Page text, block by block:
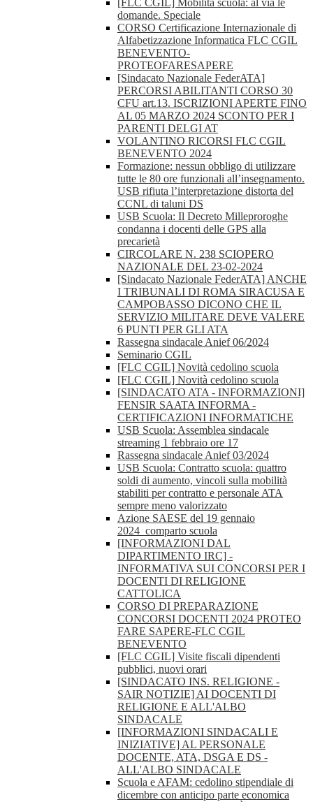
[FLC CGIL] Mobilità scuola: al via le
domande. Speciale
CORSO Certificazione Internazionale di
Alfabetizzazione Informatica FLC CGIL
BENEVENTO-
PROTEOFARESAPERE
[Sindacato Nazionale FederATA]
PERCORSI ABILITANTI CORSO 30
CFU art.13. ISCRIZIONI APERTE FINO
AL 05 MARZO 2024 SCONTO PER I
PARENTI DELGI AT
VOLANTINO RICORSI FLC CGIL
BENEVENTO 2024
Formazione: nessun obbligo di utilizzare
tutte le 80 ore funzionali all’insegnamento.
USB rifiuta l’interpretazione distorta del
CCNL di taluni DS
USB Scuola: Il Decreto Milleproroghe
condanna i docenti delle GPS alla
precarietà
CIRCOLARE N. 238 SCIOPERO
NAZIONALE DEL 23-02-2024
[Sindacato Nazionale FederATA] ANCHE
I TRIBUNALI DI ROMA SIRACUSA E
CAMPOBASSO DICONO CHE IL
SERVIZIO MILITARE DEVE VALERE
6 PUNTI PER GLI ATA
Rassegna sindacale Anief 06/2024
Seminario CGIL
[FLC CGIL] Novità cedolino scuola
[FLC CGIL] Novità cedolino scuola
[SINDACATO ATA - INFORMAZIONI]
FENSIR SAATA INFORMA -
CERTIFICAZIONI INFORMATICHE
USB Scuola: Assemblea sindacale
streaming 1 febbraio ore 17
Rassegna sindacale Anief 03/2024
USB Scuola: Contratto scuola: quattro
soldi di aumento, vincoli sulla mobilità
stabiliti per contratto e personale ATA
sempre meno valorizzato
Azione SAESE del 19 gennaio
2024_comparto scuola
[INFORMAZIONI DAL
DIPARTIMENTO IRC] -
INFORMATIVA SUI CONCORSI PER I
DOCENTI DI RELIGIONE
CATTOLICA
CORSO DI PREPARAZIONE
CONCORSI DOCENTI 2024 PROTEO
FARE SAPERE-FLC CGIL
BENEVENTO
[FLC CGIL] Visite fiscali dipendenti
pubblici, nuovi orari
[SINDACATO INS. RELIGIONE -
SAIR NOTIZIE] AI DOCENTI DI
RELIGIONE E ALL'ALBO
SINDACALE
[INFORMAZIONI SINDACALI E
INIZIATIVE] AL PERSONALE
DOCENTE, ATA, DSGA E DS -
ALL'ALBO SINDACALE
Scuola e AFAM: cedolino stipendiale di
dicembre con anticipo parte economica